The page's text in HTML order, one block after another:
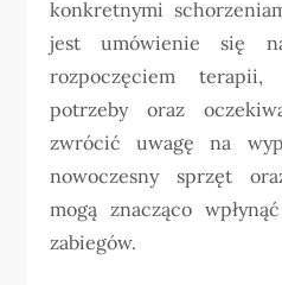
konkretnymi
jest umówienie się
rozpoczęciem
potrzeby oraz
zwrócić uwagę na
nowoczesny sprzęt
mogą znacząco
zabiegów.